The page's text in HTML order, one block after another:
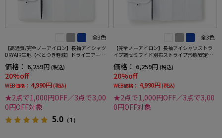
全3色
【高通気/完全ノーアイロン】長袖アイシャツ
DRYAIR生地【べとつき軽減】ドライエアース
定ストレッチ防汚効果吸汗速乾ワイシャツ春
夏
価格： 6,259円 (税込)
20%off
WEB価格： 4,990円 (税込)
★2点で1,000円OFF／3点で3,00
0円OFF対象
5.0 （1）
全3色
【完全ノーアイロン】長袖アイシャツストラ
イプ調セミワイド別布ストライプ形態安定ス
価格： 6,259円 (税込)
20%off
WEB価格： 4,990円 (税込)
★2点で1,000円OFF／3点で3,00
0円OFF対象